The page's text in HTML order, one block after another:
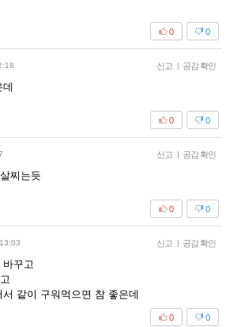
0
0
신고 | 공감 확인
0
0
신고 | 공감 확인
찌는듯
0
0
신고 | 공감 확인
바꾸고
같이 구워먹으면 참 좋은데
0
0